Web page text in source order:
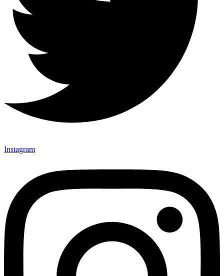
Instagram